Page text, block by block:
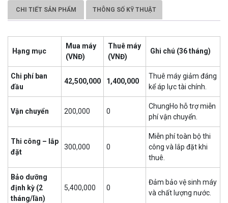
CHI TIẾT SẢN PHẨM THÔNG SỐ KỸ THUẬT
Hạng mục
Mua máy
(VNĐ)
Thuê máy
(VNĐ)
Ghi chú (36 tháng)
Chi phí ban
đầu
42,500,000 1,400,000
Thuê máy giảm đáng
kể áp lực tài chính.
Vận chuyển 200,000 0
ChungHo hỗ trợ miễn
phí vận chuyển.
Thi công – lắp
đặt
300,000 0
Miễn phí toàn bộ thi
công và lắp đặt khi
thuê.
Bảo dưỡng
định kỳ (2
tháng/lần)
5,400,000 0
Đảm bảo vệ sinh máy
và chất lượng nước.